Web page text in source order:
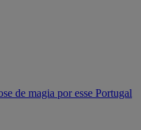
de magia por esse Portugal